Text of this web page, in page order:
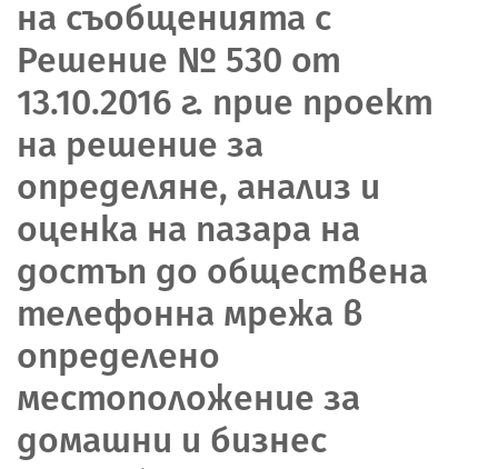
на съобщенията с
Решение № 530 от
13.10.2016 г. прие проект
на решение за
определяне, анализ и
оценка на пазара на
достъп до обществена
телефонна мрежа в
определено
местоположение за
домашни и бизнес